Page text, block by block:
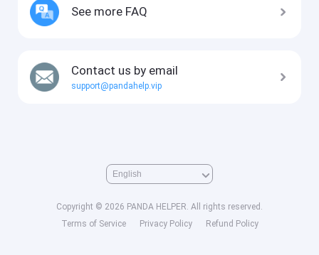
See more FAQ
Contact us by email
support@pandahelp.vip
Copyright © 2026 PANDA HELPER. All rights reserved.
Terms of Service
Privacy Policy Refund Policy